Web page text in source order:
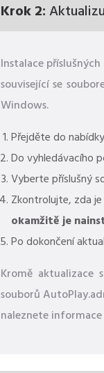
Krok 2:
Instalace
související se
Windows.
Přejděte do nabídky
Do vyhledávacího
Vyberte příslušný
Zkontrolujte, zda
okamžitě je
Po dokončení
Kromě aktualizace
souborů
naleznete